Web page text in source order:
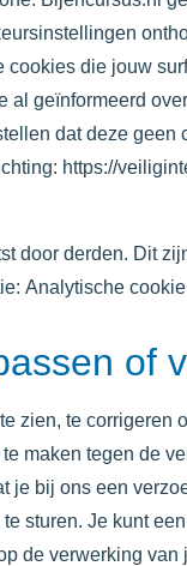
die jouw
geïnformeerd
dat deze
https://
door derden. Dit
Analytische
of
zien, te
maken tegen de
je bij ons een
sturen. Je kunt
de verwerking